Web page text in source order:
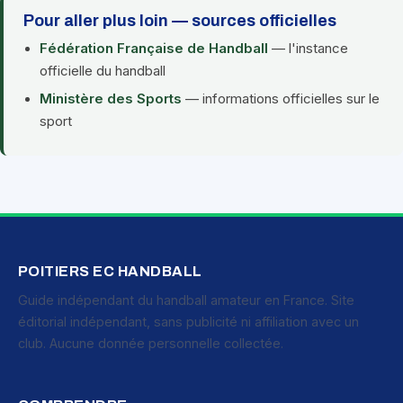
Pour aller plus loin — sources officielles
Fédération Française de Handball — l'instance
officielle du handball
Ministère des Sports — informations officielles sur le
sport
POITIERS EC HANDBALL
Guide indépendant du handball amateur en France. Site
éditorial indépendant, sans publicité ni affiliation avec un
club. Aucune donnée personnelle collectée.